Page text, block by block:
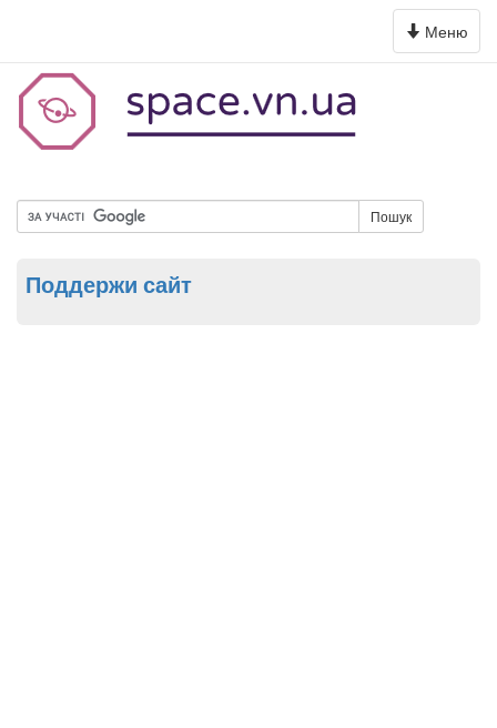
Toggle
navigation
Меню
Пошук
Поддержи сайт